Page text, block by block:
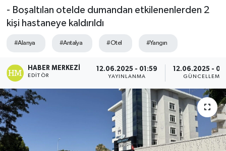
- Boşaltılan otelde dumandan etkilenenlerden 2
kişi hastaneye kaldırıldı
#Alanya #Antalya #Otel #Yangın
HABER MERKEZI
EDITÖR
12.06.2025 - 01:59
YAYINLANMA
12.06.2025 -
GÜNCELLEME
Spor
Teknoloji
Yaşam